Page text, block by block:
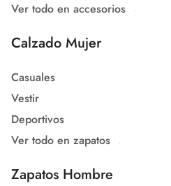
Ver todo en accesorios
Calzado Mujer
Casuales
Vestir
Deportivos
Ver todo en zapatos
Zapatos Hombre